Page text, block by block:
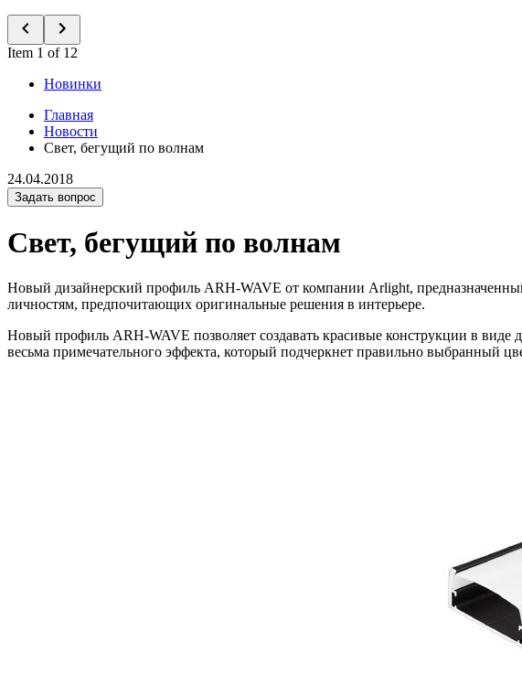
Item 1 of 12
Новинки
Главная
Новости
Свет, бегущий по волнам
24.04.2018
Задать вопрос
Свет, бегущий по волнам
Новый дизайнерский профиль ARH-WAVE от компании Arlight,
личностям, предпочитающих оригинальные решения в интерьере.
Новый профиль ARH-WAVE позволяет создавать красивые конструкции в
весьма примечательного эффекта, который подчеркнет правильно выбранный